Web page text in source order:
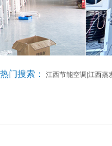
热门搜索： 江西节能空调|江西蒸